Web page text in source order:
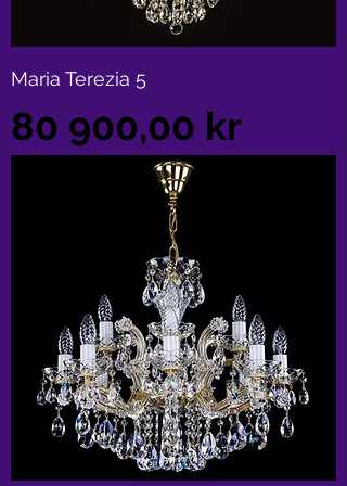
Maria Terezia 5
Pris
80 900,00 kr